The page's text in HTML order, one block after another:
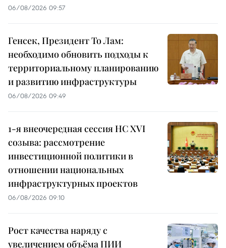
06/08/2026 09:57
Генсек, Президент То Лам:
необходимо обновить подходы к
территориальному планированию
и развитию инфраструктуры
06/08/2026 09:49
1-я внеочередная сессия НС XVI
созыва: рассмотрение
инвестиционной политики в
отношении национальных
инфраструктурных проектов
06/08/2026 09:10
Рост качества наряду с
увеличением объёма ПИИ